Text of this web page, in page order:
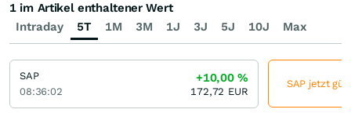
Intraday 5T 1M 3M 1J 3J 5J 10J Max
1 im Artikel enthaltener Wert
SAP
08:36:02
+10,00%
172,72 EUR
SAP jetzt